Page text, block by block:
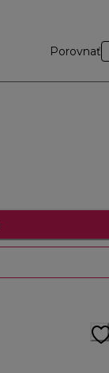
Porovnať